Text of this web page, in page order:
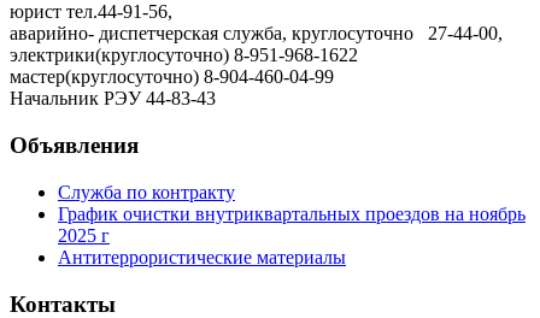
юрист тел.44-91-56,
аварийно- диспетчерская служба, круглосуточно 27-44-00,
электрики(круглосуточно) 8-951-968-1622
мастер(круглосуточно) 8-904-460-04-99
Начальник РЭУ 44-83-43
Объявления
Служба по контракту
График очистки внутриквартальных проездов на ноябрь
2025 г
Антитеррористические материалы
Контакты